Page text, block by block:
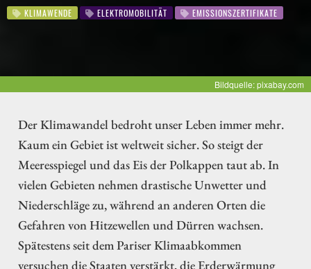
KLIMAWENDE ELEKTROMOBILITÄT EMISSIONSZERTIFIKATE
Bildquelle: pixabay.com
Der Klimawandel bedroht unser Leben immer mehr.
Kaum ein Gebiet ist weltweit sicher. So steigt der
Meeresspiegel und das Eis der Polkappen taut ab. In
vielen Gebieten nehmen drastische Unwetter und
Niederschläge zu, während an anderen Orten die
Gefahren von Hitzewellen und Dürren wachsen.
Spätestens seit dem Pariser Klimaabkommen
versuchen die Staaten verstärkt, die Erderwärmung